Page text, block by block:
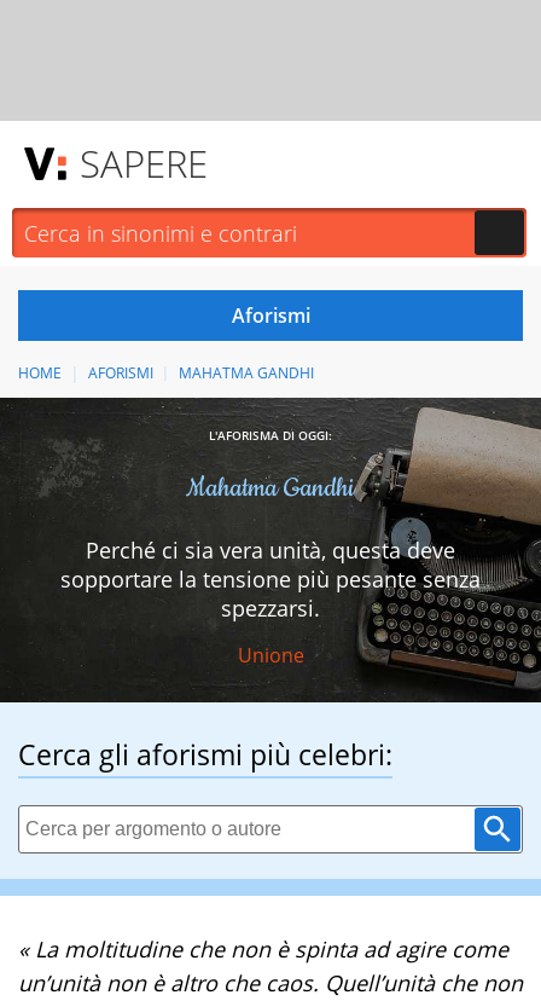
SAPERE
HOME AFORISMI MAHATMA GANDHI
L'AFORISMA DI OGGI:
Mahatma Gandhi
Perché ci sia vera unità, questa deve
sopportare la tensione più pesante senza
spezzarsi.
Unione
Cerca gli aforismi più celebri:
« La moltitudine che non è spinta ad agire come
un’unità non è altro che caos. Quell’unità che non